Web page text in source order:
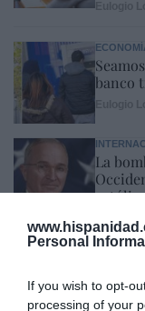
Personal
If you wish to opt-
processing of your
banco
La
Marcelo